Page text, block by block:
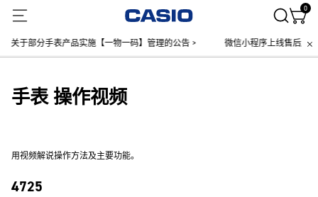
0
关于部分手表产品实施【一物一码】管理的公告 > 微信小程序上线售后服务
手表 操作视频
用视频解说操作方法及主要功能。
4725